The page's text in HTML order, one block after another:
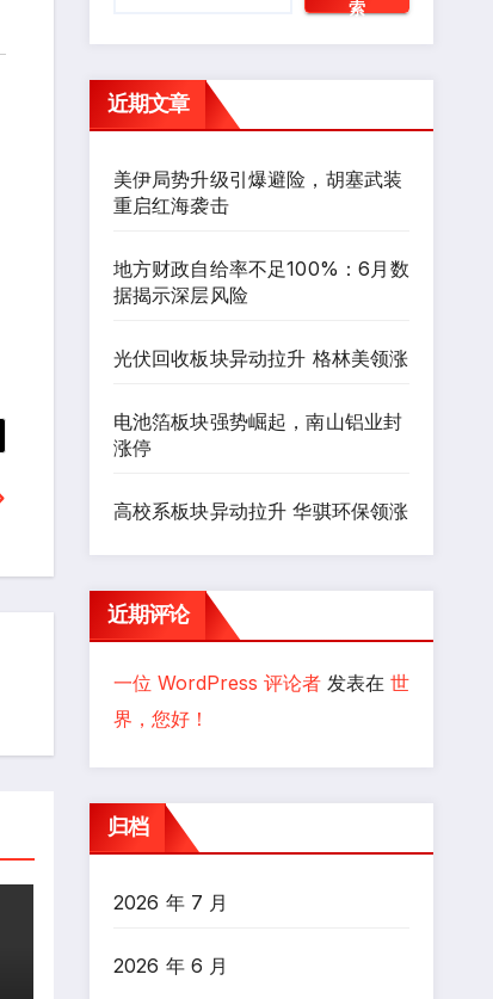
索
近期文章
美伊局势升级引爆避险，胡塞武装
重启红海袭击
地方财政自给率不足100%：6月数
据揭示深层风险
光伏回收板块异动拉升 格林美领涨
电池箔板块强势崛起，南山铝业封
涨停
高校系板块异动拉升 华骐环保领涨
近期评论
一位 WordPress 评论者发表在 世
界，您好！
归档
2026 年 7 月
2026 年 6 月